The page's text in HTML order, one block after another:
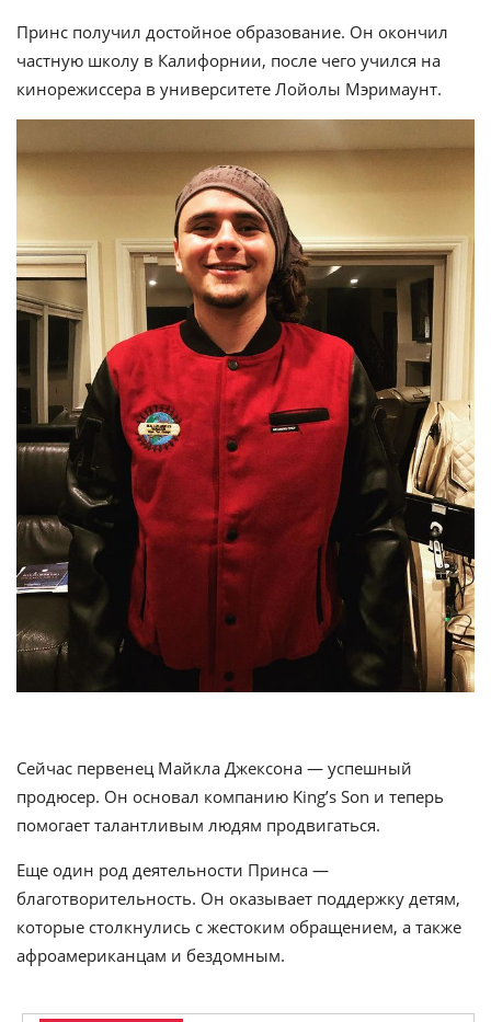
Принс получил достойное образование. Он окончил
частную школу в Калифорнии, после чего учился на
кинорежиссера в университете Лойолы Мэримаунт.
Сейчас первенец Майкла Джексона — успешный
продюсер. Он основал компанию King’s Son и теперь
помогает талантливым людям продвигаться.
Еще один род деятельности Принса —
благотворительность. Он оказывает поддержку детям,
которые столкнулись с жестоким обращением, а также
афроамериканцам и бездомным.